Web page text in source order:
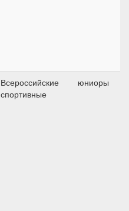
Всероссийские
спортивные
юниоры